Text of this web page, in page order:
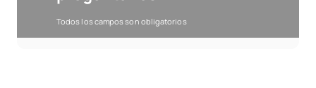
Todos los campos son obligatorios